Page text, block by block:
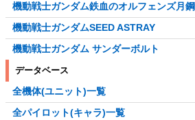
機動戦士ガンダム鉄血のオルフェンズ月鋼
機動戦士ガンダムSEED ASTRAY
機動戦士ガンダム サンダーボルト
データベース
全機体(ユニット)一覧
全パイロット(キャラ)一覧